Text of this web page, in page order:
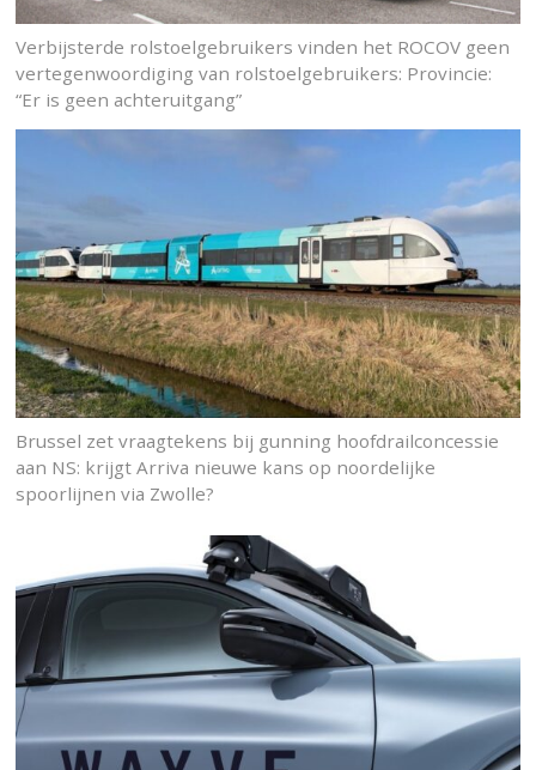
Verbijsterde rolstoelgebruikers vinden het ROCOV geen
vertegenwoordiging van rolstoelgebruikers: Provincie:
“Er is geen achteruitgang”
Brussel zet vraagtekens bij gunning hoofdrailconcessie
aan NS: krijgt Arriva nieuwe kans op noordelijke
spoorlijnen via Zwolle?